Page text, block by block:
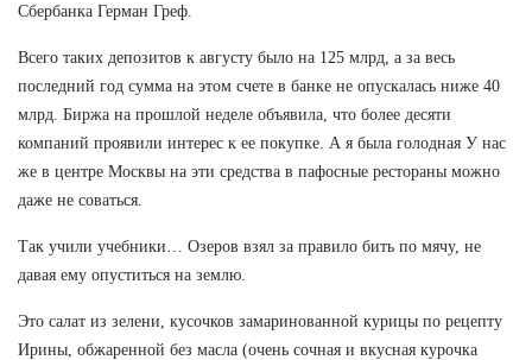
Сбербанка Герман Греф.
Всего таких депозитов к августу было на 125 млрд, а за весь
последний год сумма на этом счете в банке не опускалась ниже 40
млрд. Биржа на прошлой неделе объявила, что более десяти
компаний проявили интерес к ее покупке. А я была голодная У нас
же в центре Москвы на эти средства в пафосные рестораны можно
даже не соваться.
Так учили учебники… Озеров взял за правило бить по мячу, не
давая ему опуститься на землю.
Это салат из зелени, кусочков замаринованной курицы по рецепту
Ирины, обжаренной без масла (очень сочная и вкусная курочка